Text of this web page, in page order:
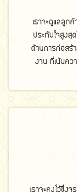
เราจะดูแลลูก
ประทับใจสูงสุ
ด้านการก่อสร้
งาน ที่เน้นค